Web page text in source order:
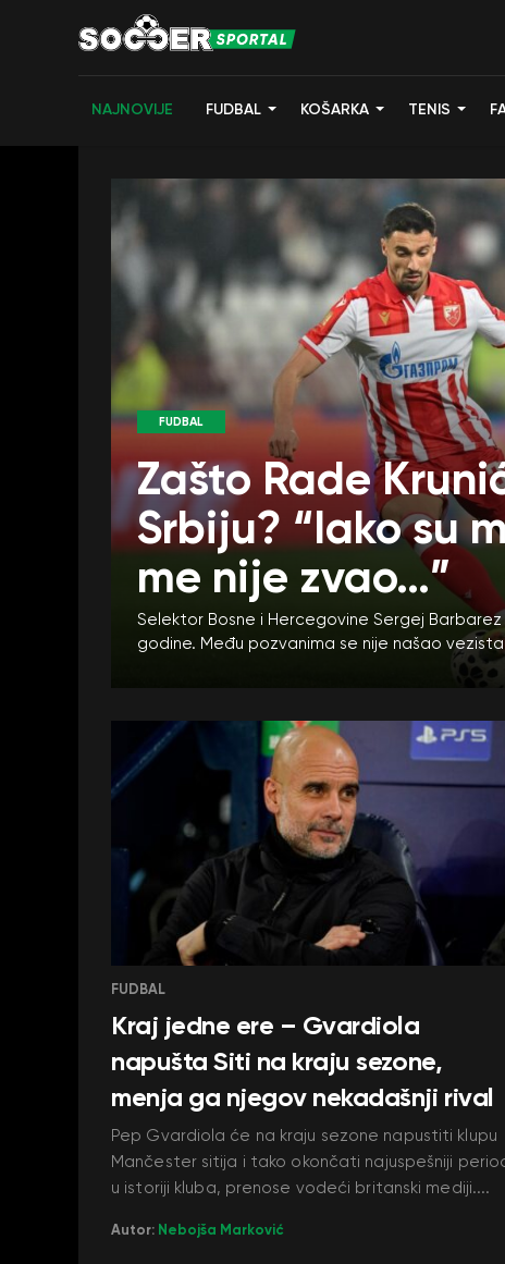
NAJNOVIJE FUDBAL KOŠARKA TENIS
FUDBAL
Zašto Rade
Srbiju? “Iako su
me nije zvao…”
Selektor Bosne i Hercegovine Sergej
godine. Među pozvanima se nije našao
FUDBAL
Kraj jedne ere – Gvardiola
napušta Siti na kraju sezone,
menja ga njegov nekadašnji rival
Pep Gvardiola će na kraju sezone napustiti klupu
Mančester sitija i tako okončati najuspešniji
u istoriji kluba, prenose vodeći britanski mediji....
Autor: Nebojša Marković